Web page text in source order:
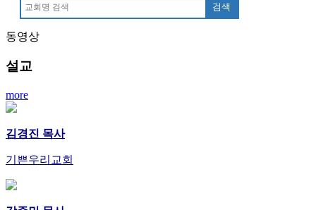
채
팅
돔
럽
DOMCLUB.top
유
판
토
끼
검색
동영상
설교
more
김경진 목사
기쁜우리교회